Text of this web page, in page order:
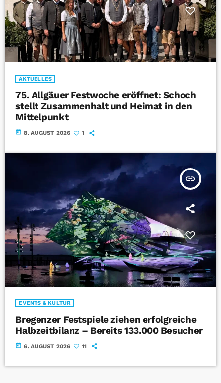
AKTUELLES
75. Allgäuer Festwoche eröffnet: Schoch
stellt Zusammenhalt und Heimat in den
Mittelpunkt
today 8. AUGUST 2026 1
insert_link
EVENTS & KULTUR
Bregenzer Festspiele ziehen erfolgreiche
Halbzeitbilanz – Bereits 133.000 Besucher
today 6. AUGUST 2026 11